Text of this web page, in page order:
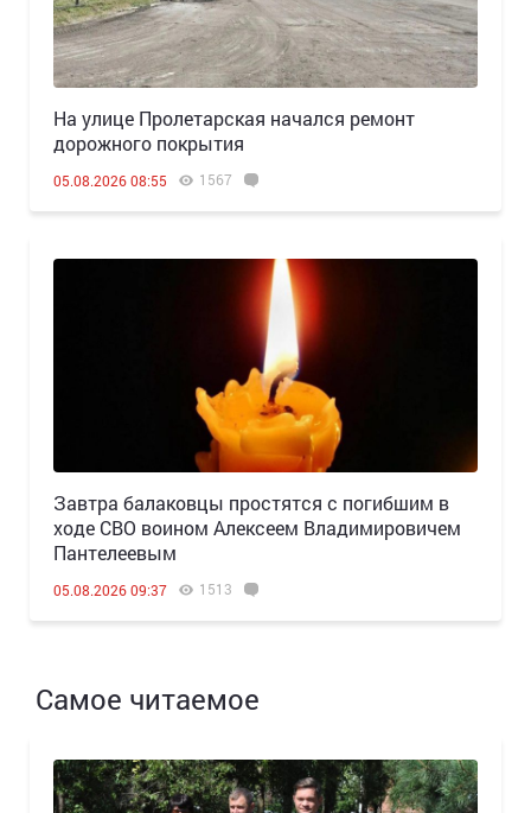
На улице Пролетарская начался ремонт
дорожного покрытия
05.08.2026 08:55 1567
Завтра балаковцы простятся с погибшим в
ходе СВО воином Алексеем Владимировичем
Пантелеевым
05.08.2026 09:37 1513
Самое читаемое